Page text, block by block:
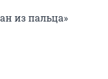
из пальца»